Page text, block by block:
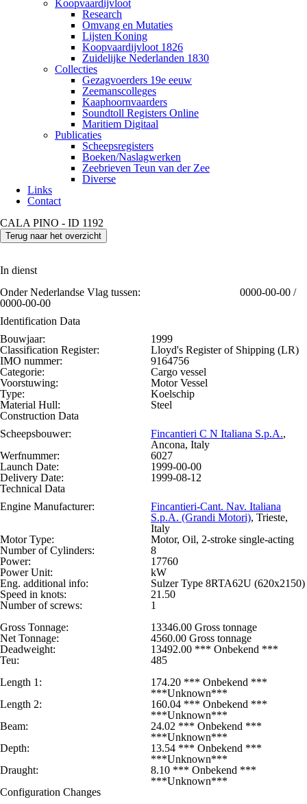
Koopvaardijvloot
Research
Omvang en Mutaties
Lijsten Koning
Koopvaardijvloot 1826
Zuidelijke Nederlanden 1830
Collecties
Gezagvoerders 19e eeuw
Zeemanscolleges
Kaaphoornvaarders
Soundtoll Registers Online
Maritiem Digitaal
Publicaties
Scheepsregisters
Boeken/Naslagwerken
Zeebrieven Teun van der Zee
Diverse
Links
Contact
CALA PINO - ID 1192
Terug naar het overzicht
In dienst
Onder Nederlandse Vlag tussen:
0000-00-00 /
0000-00-00
Identification Data
Bouwjaar:
1999
Classification Register:
Lloyd's Register of Shipping (LR)
IMO nummer:
9164756
Categorie:
Cargo vessel
Voorstuwing:
Motor Vessel
Type:
Koelschip
Material Hull:
Steel
Construction Data
Scheepsbouwer:
Fincantieri C N Italiana S.p.A.,
Ancona, Italy
Werfnummer:
6027
Launch Date:
1999-00-00
Delivery Date:
1999-08-12
Technical Data
Engine Manufacturer:
Fincantieri-Cant. Nav. Italiana
S.p.A. (Grandi Motori), Trieste,
Italy
Motor Type:
Motor, Oil, 2-stroke single-acting
Number of Cylinders:
8
Power:
17760
Power Unit:
kW
Eng. additional info:
Sulzer Type 8RTA62U (620x2150)
Speed in knots:
21.50
Number of screws:
1
Gross Tonnage:
13346.00 Gross tonnage
Net Tonnage:
4560.00 Gross tonnage
Deadweight:
13492.00 *** Onbekend ***
Teu:
485
Length 1:
174.20 *** Onbekend ***
***Unknown***
Length 2:
160.04 *** Onbekend ***
***Unknown***
Beam:
24.02 *** Onbekend ***
***Unknown***
Depth:
13.54 *** Onbekend ***
***Unknown***
Draught:
8.10 *** Onbekend ***
***Unknown***
Configuration Changes